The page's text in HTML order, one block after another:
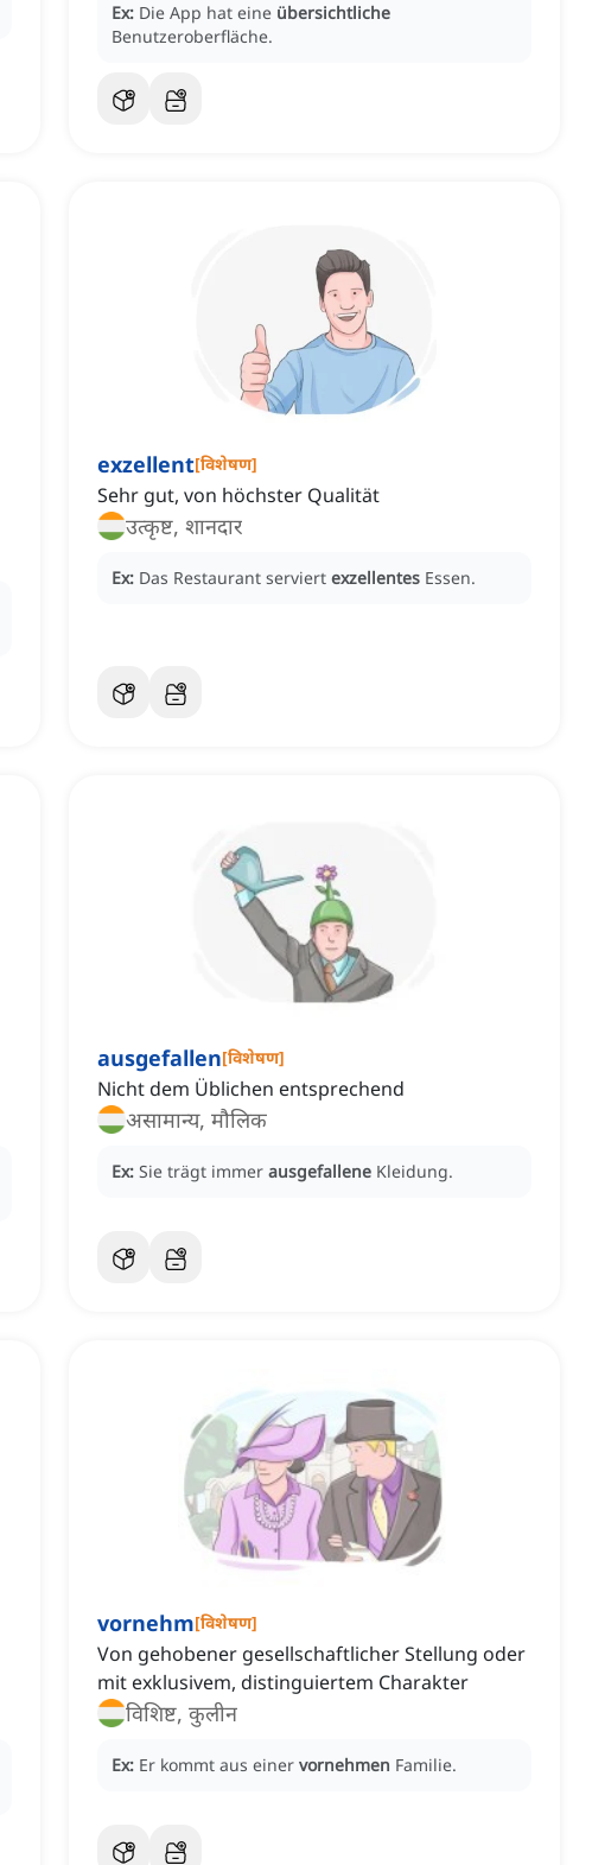
Ex: Die App hat eine übersichtliche
Benutzeroberfläche.
exzellent[विशेषण]
Sehr gut, von höchster Qualität
उत्कृष्ट, शानदार
Ex: Das Restaurant serviert exzellentes Essen.
ausgefallen[विशेषण]
Nicht dem Üblichen entsprechend
असामान्य, मौलिक
Ex: Sie trägt immer ausgefallene Kleidung.
vornehm[विशेषण]
Von gehobener gesellschaftlicher Stellung oder
mit exklusivem, distinguiertem Charakter
विशिष्ट, कुलीन
Ex: Er kommt aus einer vornehmen Familie.